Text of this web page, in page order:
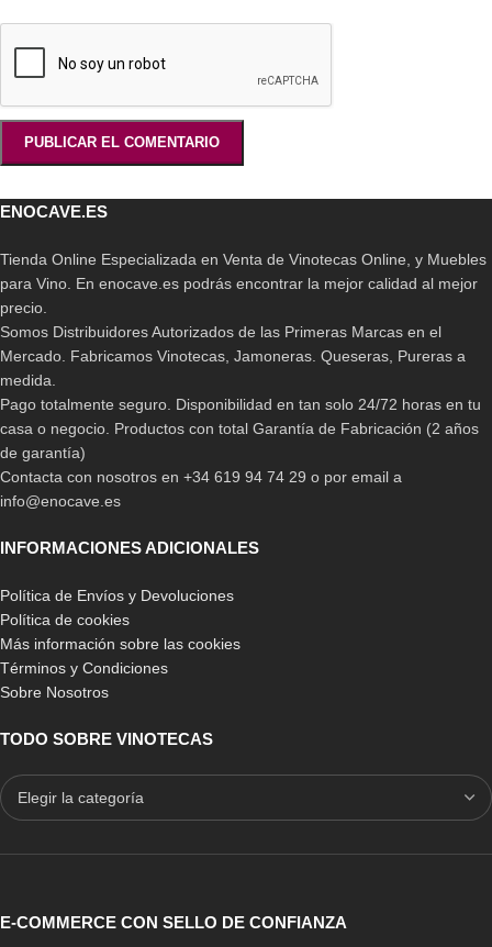
ENOCAVE.ES
Tienda Online Especializada en Venta de Vinotecas Online, y Muebles
para Vino. En enocave.es podrás encontrar la mejor calidad al mejor
precio.
Somos Distribuidores Autorizados de las Primeras Marcas en el
Mercado. Fabricamos Vinotecas, Jamoneras. Queseras, Pureras a
medida.
Pago totalmente seguro. Disponibilidad en tan solo 24/72 horas en tu
casa o negocio. Productos con total Garantía de Fabricación (2 años
de garantía)
Contacta con nosotros en +34 619 94 74 29 o por email a
info@enocave.es
INFORMACIONES ADICIONALES
Política de Envíos y Devoluciones
Política de cookies
Más información sobre las cookies
Términos y Condiciones
Sobre Nosotros
TODO SOBRE VINOTECAS
E-COMMERCE CON SELLO DE CONFIANZA